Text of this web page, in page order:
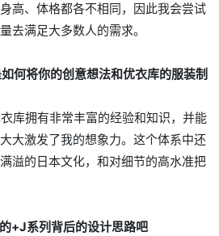
高、体格都各不相同，因此我会尝试
去满足大多数人的需求。
何将你的创意想法和优衣库的服装制
库拥有非常丰富的经验和知识，并能
大激发了我的想象力。这个体系中还
溢的日本文化，和对细节的高水准把
+J系列背后的设计思路吧